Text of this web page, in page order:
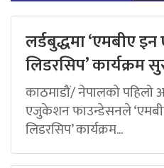
लर्डबुद्धमा ‘एमबीए
लिडरसिप’ कार्यक्रम
काठमाडौं/ नेपालको पहिलो
एजुकेशन फाउन्डेसनले
लिडरसिप’ कार्यक्रम...